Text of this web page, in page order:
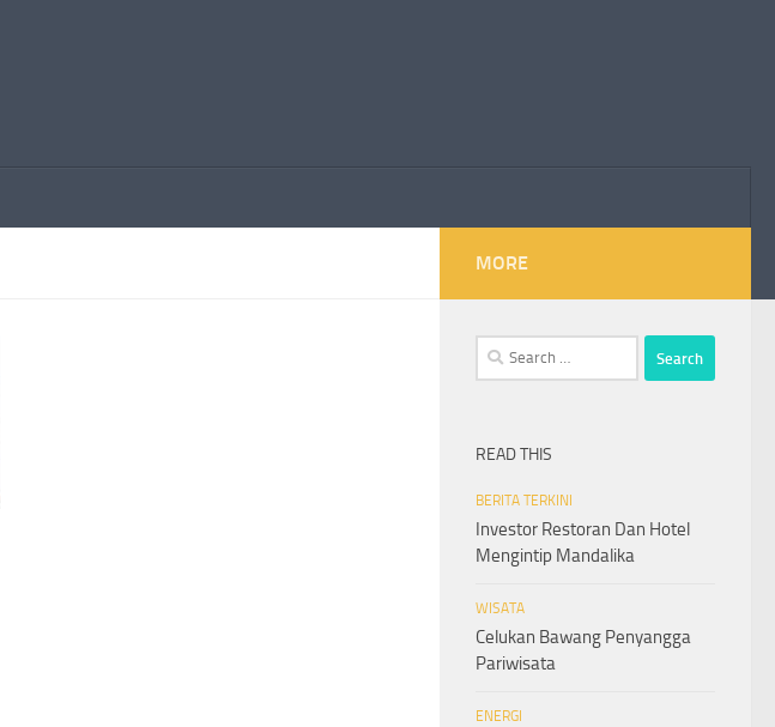
MORE
Search
for:
READ THIS
BERITA TERKINI
Investor Restoran Dan Hotel
Mengintip Mandalika
WISATA
Celukan Bawang Penyangga
Pariwisata
ENERGI